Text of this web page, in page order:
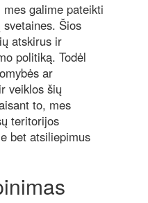
galime pateikti
Šios
atskirus ir
politiką. Todėl
ar
veiklos šių
to, mes
teritorijos
bet atsiliepimus